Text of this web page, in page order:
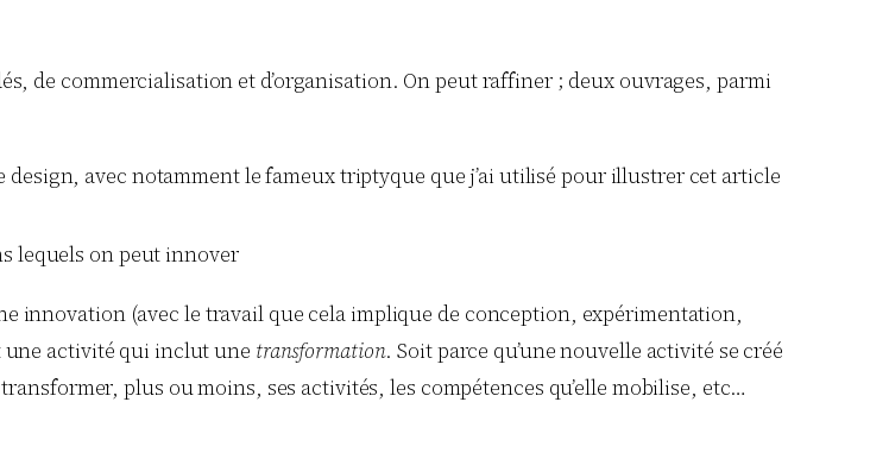
de commercialisation et d’organisation. On peut raffiner ; deux ouvrages, parmi
design, avec notamment le fameux triptyque que j’ai utilisé pour illustrer cet article
lequels on peut innover
innovation (avec le travail que cela implique de conception, expérimentation,
activité qui inclut une transformation. Soit parce qu’une nouvelle activité se créé
plus ou moins, ses activités, les compétences qu’elle mobilise, etc…